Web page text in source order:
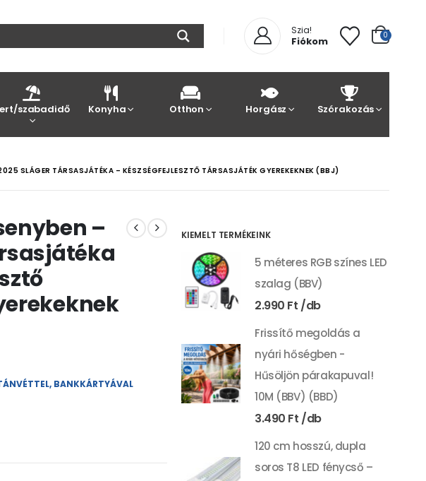
Szia!
Fiókom 0
szabadidő Konyha Otthon Horgász Szórakozás
SLÁGER TÁRSASJÁTÉKA – KÉSZSÉGFEJLESZTŐ TÁRSASJÁTÉK GYEREKEKNEK (BBJ)
–
BANKKÁRTYÁVAL
KIEMELT TERMÉKEINK
5 méteres RGB színes LED
szalag (BBV)
2.990 Ft
Frissítő megoldás a
nyári hőségben -
Hűsöljön párakapuval!
10M (BBV) (BBD)
3.490 Ft
120 cm hosszú, dupla
soros T8 LED fénycső –